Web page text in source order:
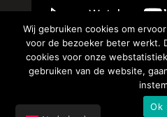
Copyright: FB
Wij gebruiken cookies om
voor de bezoeker beter werkt.
cookies voor onze
gebruiken van de website,
Ok